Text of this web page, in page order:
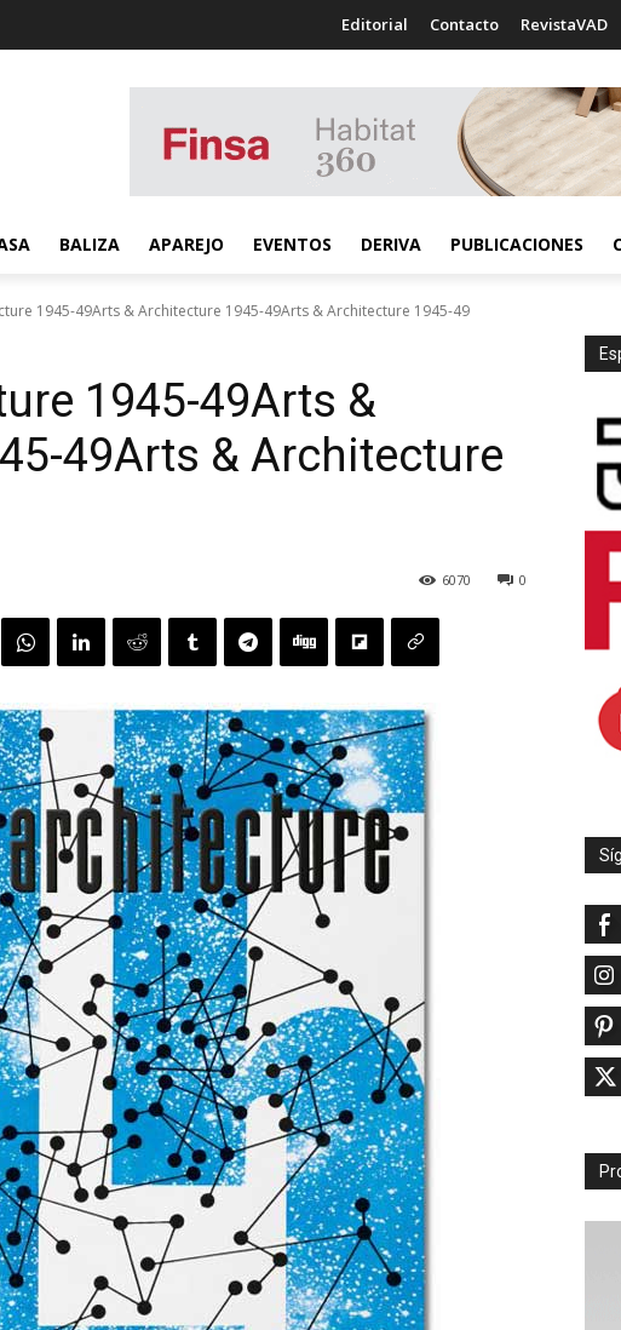
Editorial Contacto RevistaVAD
BALIZA APAREJO EVENTOS DERIVA PUBLICACIONES
1945-49Arts & Architecture 1945-49Arts & Architecture 1945-49
1945-49Arts &
49Arts & Architecture
0
6070